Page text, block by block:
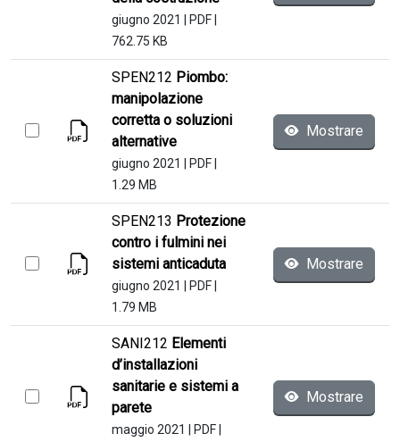
giugno 2021 PDF
762.75 KB
SPEN212 Piombo:
manipolazione
corretta o soluzioni
alternative
giugno 2021 PDF
1.29 MB
Mostrare
SPEN213 Protezione
contro i fulmini nei
sistemi anticaduta
giugno 2021 PDF
1.79 MB
Mostrare
SANI212 Elementi
d’installazioni
sanitarie e sistemi a
parete
maggio 2021 PDF
Mostrare